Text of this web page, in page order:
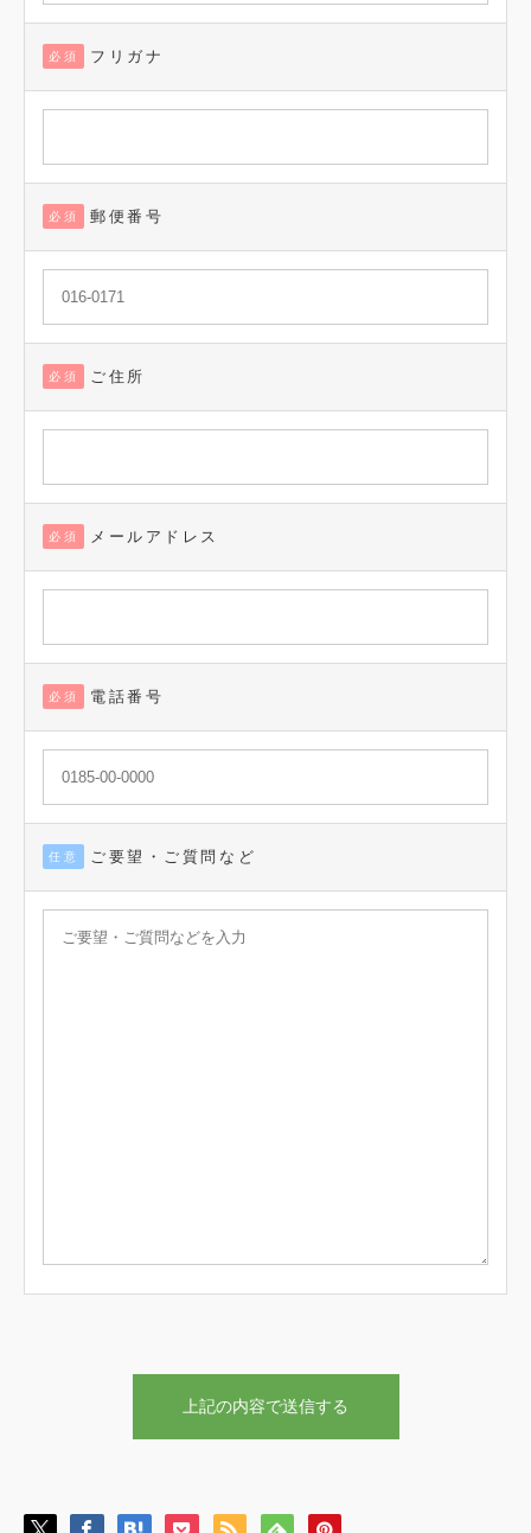
必須 フリガナ
必須 郵便番号
必須 ご住所
必須 メールアドレス
必須 電話番号
任意 ご要望・ご質問など